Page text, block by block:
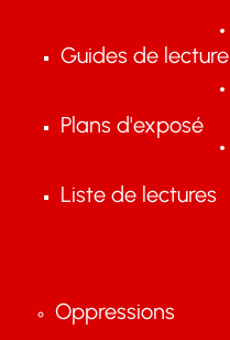
Guides de lecture
Plans d'exposé
Liste de lectures
Oppressions